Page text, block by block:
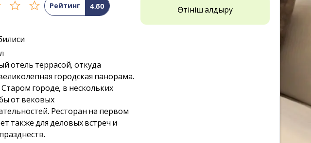
Рейтинг 4.50
отель террасой, откуда
городская панорама.
городе, в нескольких
от вековых
Ресторан на первом
также для деловых встреч и
Өтініш қалдыру